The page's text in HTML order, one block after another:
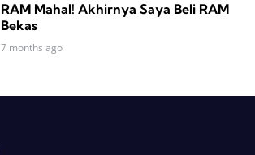
RAM Mahal! Akhirnya Saya Beli RAM
Bekas
7 months ago